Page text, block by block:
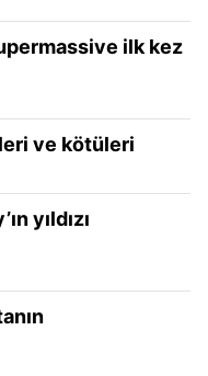
ilk kez
ve kötüleri
yıldızı